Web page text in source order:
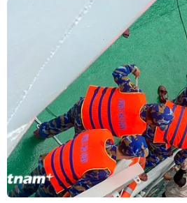
diễn ra, nhưng có thể bắt
điểm bắt đầu giảm tốc độ
nền kinh tế Mỹ phục hồi
Tại Việt Nam, đóng cửa
Index tăng 9,98 điểm, hay
điểm, trong khi chỉ số HNX-
điểm, hay 0,73%, lên 319,01